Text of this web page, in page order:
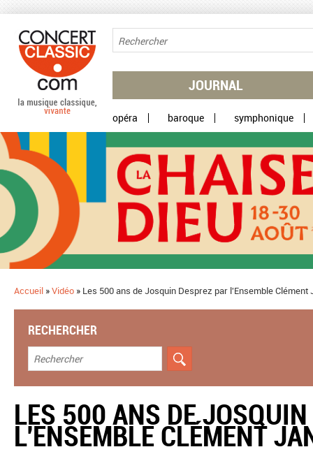
JOURNAL
opéra baroque symphonique
Accueil »Vidéo » Les 500 ans de Josquin Desprez par l'Ensemble Clément
RECHERCHER
LES 500 ANS DE JOSQUIN
L'ENSEMBLE CLÉMENT